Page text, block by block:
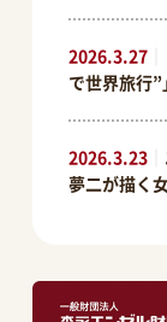
2026.3.27｜
で世界旅行
2026.3.23｜
夢二が描く